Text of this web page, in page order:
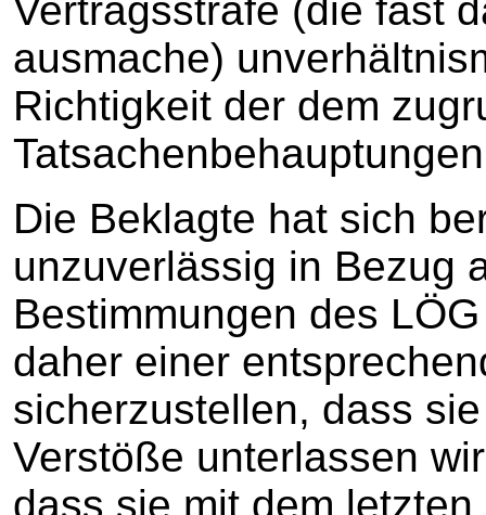
Vertragsstrafe (die fast
ausmache)
Richtigkeit der dem
Die Beklagte hat sich
unzuverlässig in Bezug
Bestimmungen des
daher einer
sicherzustellen, dass
Verstöße unterlassen
dass sie mit dem